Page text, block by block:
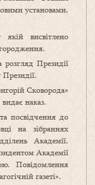
установами,
висвітлено
Президії
Президії.
Сковорода»
наказ.
посвідчення до
на зібраннях
Академії,
Академії
Повідомлення
газеті».